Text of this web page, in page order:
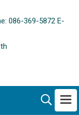
086-369-5872 E-